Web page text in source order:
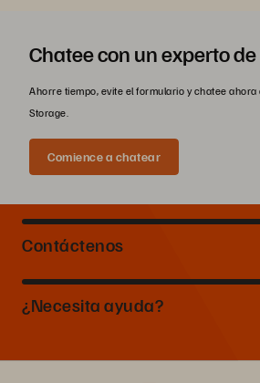
Chatee con un experto
Ahorre tiempo, evite el formulario y chatee
Storage.
Comience a chatear
Contáctenos
¿Necesita ayuda?